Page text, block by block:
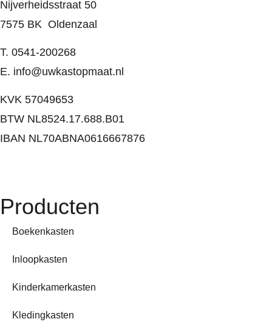
Nijverheidsstraat 50
7575 BK Oldenzaal
T. 0541-200268
E. info@uwkastopmaat.nl
KVK 57049653
BTW NL8524.17.688.B01
IBAN NL70ABNA0616667876
Producten
Boekenkasten
Inloopkasten
Kinderkamerkasten
Kledingkasten